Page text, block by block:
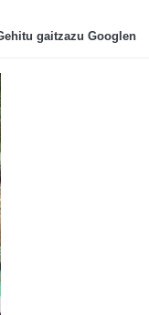
gaitzazu Googlen